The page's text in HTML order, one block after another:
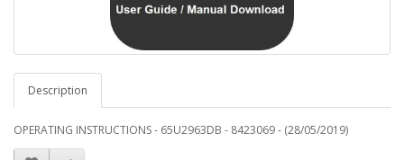
Description
OPERATING INSTRUCTIONS - 65U2963DB - 8423069 - (28/05/2019)